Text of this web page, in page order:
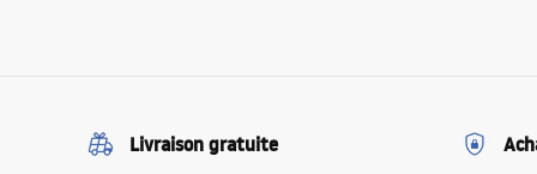
Livraison gratuite